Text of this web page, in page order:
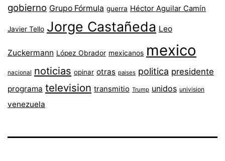
gobierno Grupo Fórmula guerra Héctor Aguilar Camín
Javier Tello Jorge Castañeda Leo
Zuckermann López Obrador mexicanos mexico
nacional noticias opinar otras paises politica presidente
programa television transmitio Trump unidos univision
venezuela